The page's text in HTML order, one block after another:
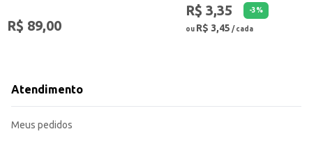
R$ 89,00
R$ 3,35 -3%
ou R$ 3,45 / cada
Atendimento
Meus pedidos